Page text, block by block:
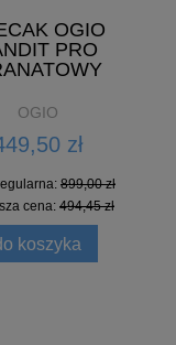
OGIO
PRO
OGIO
zł
899,00 zł
cena: 494,45 zł
koszyka